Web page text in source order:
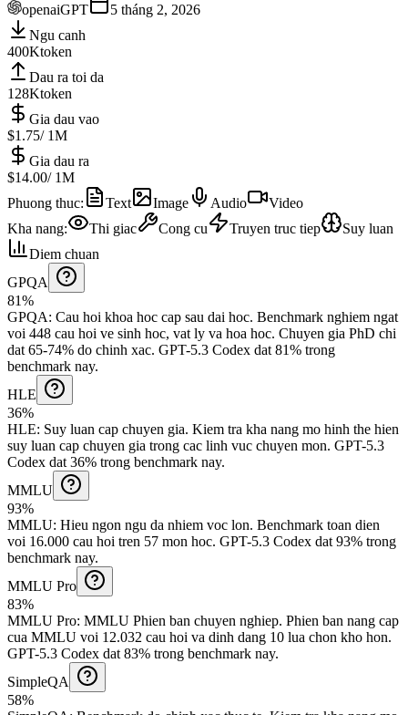
openaiGPT
5 tháng 2, 2026
Ngu canh
400Ktoken
Dau ra toi da
128Ktoken
Gia dau vao
$1.75/ 1M
Gia dau ra
$14.00/ 1M
Phuong thuc: Text Image Audio
Video
Kha nang: Thi giac Cong cu Truyen truc tiep
Suy luan
Diem chuan
GPQA
81%
GPQA: Cau hoi khoa hoc cap sau dai hoc. Benchmark nghiem ngat
voi 448 cau hoi ve sinh hoc, vat ly va hoa hoc. Chuyen gia PhD chi
dat 65-74% do chinh xac. GPT-5.3 Codex dat 81% trong
benchmark nay.
HLE
36%
HLE: Suy luan cap chuyen gia. Kiem tra kha nang mo hinh the hien
suy luan cap chuyen gia trong cac linh vuc chuyen mon. GPT-5.3
Codex dat 36% trong benchmark nay.
MMLU
93%
MMLU: Hieu ngon ngu da nhiem voc lon. Benchmark toan dien
voi 16.000 cau hoi tren 57 mon hoc. GPT-5.3 Codex dat 93% trong
benchmark nay.
MMLU Pro
83%
MMLU Pro: MMLU Phien ban chuyen nghiep. Phien ban nang cap
cua MMLU voi 12.032 cau hoi va dinh dang 10 lua chon kho hon.
GPT-5.3 Codex dat 83% trong benchmark nay.
SimpleQA
58%